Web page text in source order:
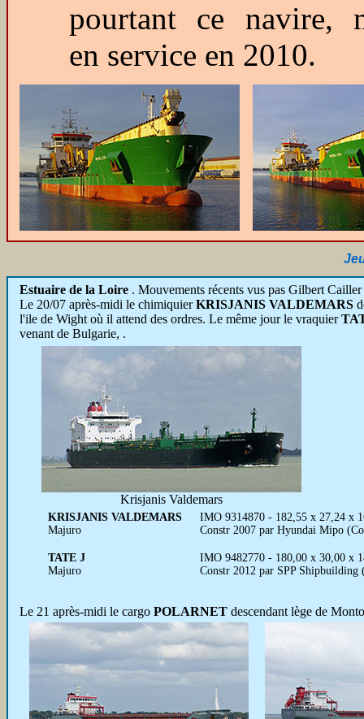
pourtant ce navire,
en service en 2010.
Estuaire de la Loire . Mouvements récents vus pas Gilbert
Le 20/07 après-midi le chimiquierKRISJANIS VALDEMARS
l'ile de Wight où il attend des ordres. Le même jour le vraquier
venant de Bulgarie, .
Krisjanis Valdemars
KRISJANIS VALDEMARS
Majuro
IMO 9314870 - 182,55 x 27,24 x
Constr 2007 par Hyundai Mipo
TATE J
Majuro
IMO 9482770 - 180,00 x 30,00 x
Constr 2012 par SPP
Le 21 après-midi le cargo POLARNET descendant lège de